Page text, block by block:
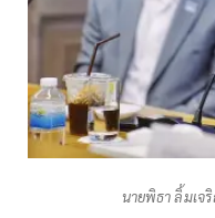
นายพิธา ลิ้มเจ